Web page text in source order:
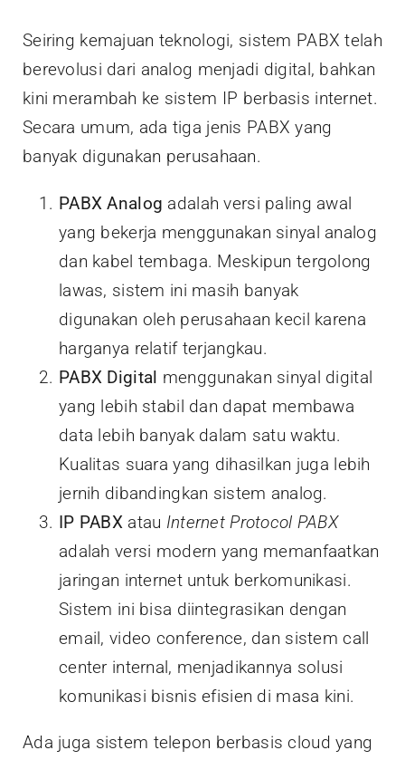
Seiring kemajuan teknologi, sistem PABX telah
berevolusi dari analog menjadi digital, bahkan
kini merambah ke sistem IP berbasis internet.
Secara umum, ada tiga jenis PABX yang
banyak digunakan perusahaan.
PABX Analog adalah versi paling awal
yang bekerja menggunakan sinyal analog
dan kabel tembaga. Meskipun tergolong
lawas, sistem ini masih banyak
digunakan oleh perusahaan kecil karena
harganya relatif terjangkau.
PABX Digital menggunakan sinyal digital
yang lebih stabil dan dapat membawa
data lebih banyak dalam satu waktu.
Kualitas suara yang dihasilkan juga lebih
jernih dibandingkan sistem analog.
IP PABX atau Internet Protocol PABX
adalah versi modern yang memanfaatkan
jaringan internet untuk berkomunikasi.
Sistem ini bisa diintegrasikan dengan
email, video conference, dan sistem call
center internal, menjadikannya solusi
komunikasi bisnis efisien di masa kini.
Ada juga sistem telepon berbasis cloud yang